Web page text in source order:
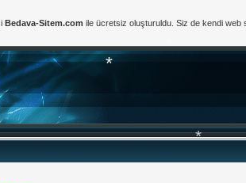
Bedava-Sitem.com ile ücretsiz oluşturuldu. Siz de kendi web
*